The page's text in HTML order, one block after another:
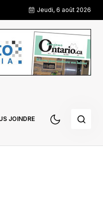
Jeudi, 6 août 2026
JOINDRE